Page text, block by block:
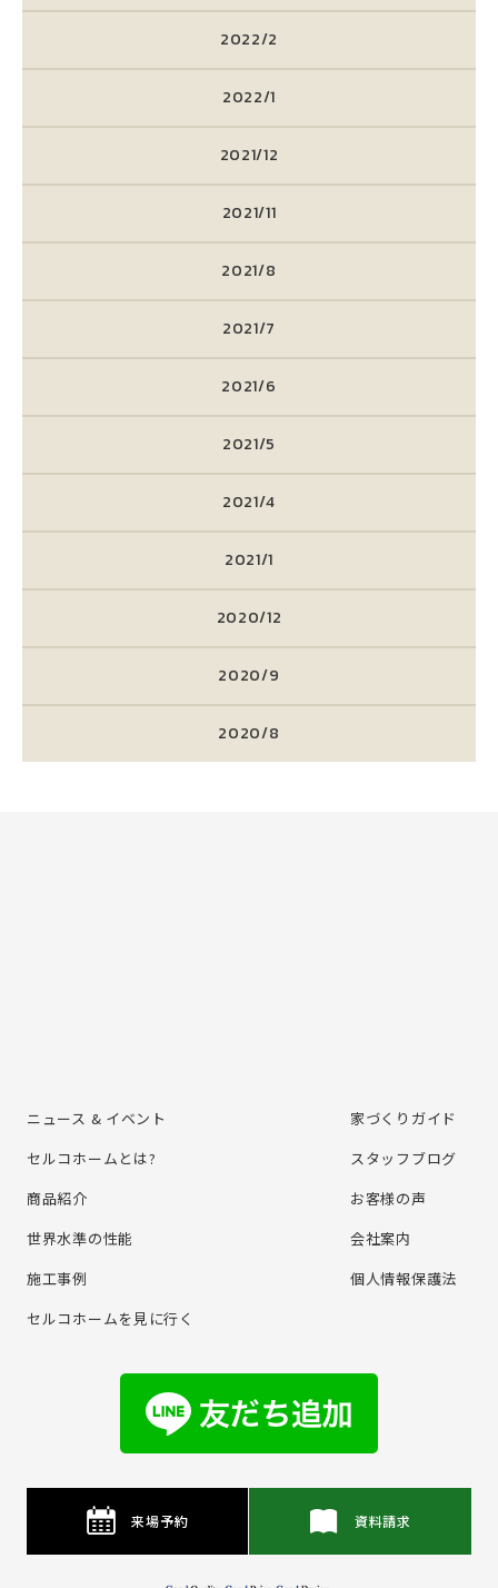
2022/2
2022/1
2021/12
2021/11
2021/8
2021/7
2021/6
2021/5
2021/4
2021/1
2020/12
2020/9
2020/8
ニュース & イベント
セルコホームとは?
商品紹介
世界水準の性能
施⼯事例
セルコホームを⾒に⾏く
家づくりガイド
スタッフブログ
お客様の声
会社案内
個⼈情報保護法
来場予約 資料請求